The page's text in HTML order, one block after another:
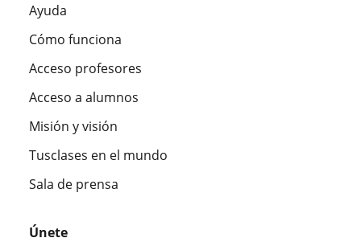
Ayuda
Cómo funciona
Acceso profesores
Acceso a alumnos
Misión y visión
Tusclases en el mundo
Sala de prensa
Únete